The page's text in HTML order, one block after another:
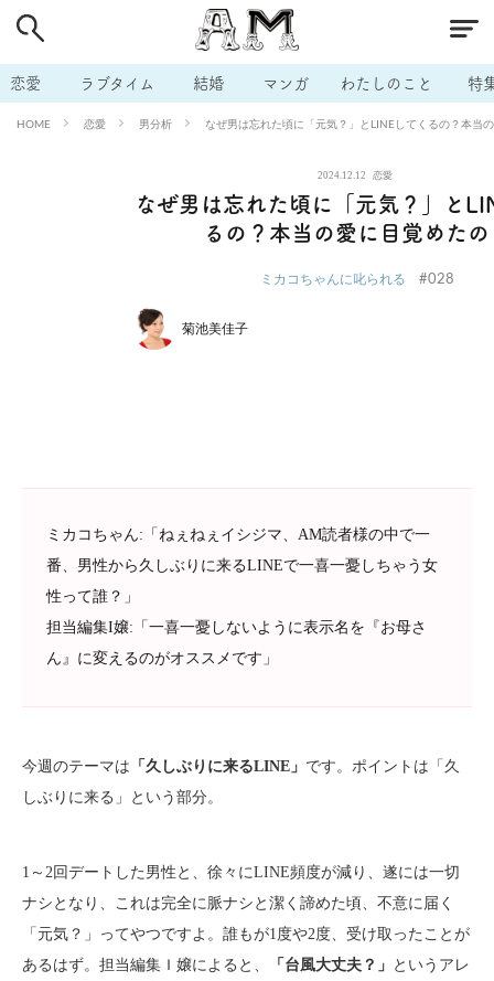
恋愛 ラブタイム 結婚 マンガ わたしのこと 特
HOME 恋愛 男分析 なぜ男は忘れた頃に「元気？」とLINEしてくるの？本当
2024.12.12 恋愛
なぜ男は忘れた頃に「元気？」と
るの？本当の愛に目覚めたの
ミカコちゃんに叱られる #028
菊池美佳子
ミカコちゃん:「ねぇねぇイシジマ、AM読者様の中で一
番、男性から久しぶりに来るLINEで一喜一憂しちゃう女
性って誰？」
担当編集I嬢:「一喜一憂しないように表示名を『お母さ
ん』に変えるのがオススメです」
今週のテーマは 「久しぶりに来るLINE」 です。ポイントは「久
しぶりに来る」という部分。
1～2回デートした男性と、徐々にLINE頻度が減り、遂には一切
ナシとなり、これは完全に脈ナシと潔く諦めた頃、不意に届く
「元気？」ってやつですよ。誰もが1度や2度、受け取ったことが
あるはず。担当編集Ｉ嬢によると、
「台風大丈夫？」 というアレ
# 男の本音 # セフレ # 不倫
# 出会う方法 # マッチングアプリ # ラブグッズ # 体の相